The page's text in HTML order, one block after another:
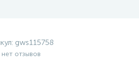
gws115758
отзывов